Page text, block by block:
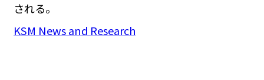
される。
KSM News and Research